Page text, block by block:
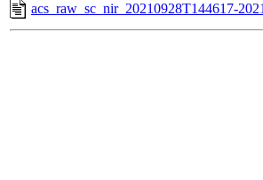
acs_raw_sc_nir_20210928T144617-